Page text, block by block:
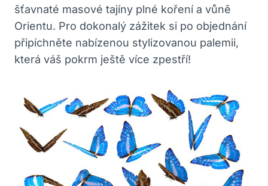
šťavnaté masové tajíny plné koření a vůně
Orientu. Pro dokonalý zážitek si po objednání
připíchněte nabízenou stylizovanou palemii,
která váš pokrm ještě více zpestří!